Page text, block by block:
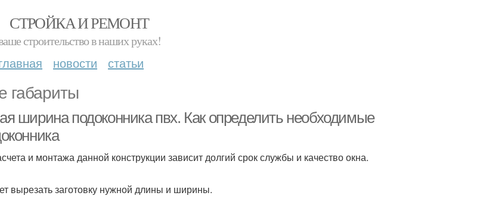
СТРОЙКА И РЕМОНТ
строительство в наших руках!
новости статьи
габариты
ширина подоконника пвх. Как определить необходимые
и монтажа данной конструкции зависит долгий срок службы и качество окна.
вырезать заготовку нужной длины и ширины.